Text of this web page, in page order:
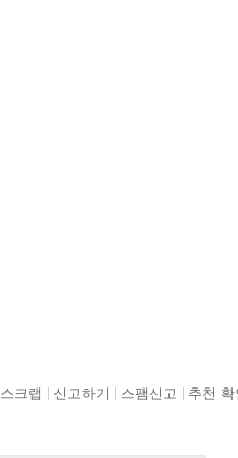
스크랩 신고하기 스팸신고 추천 확